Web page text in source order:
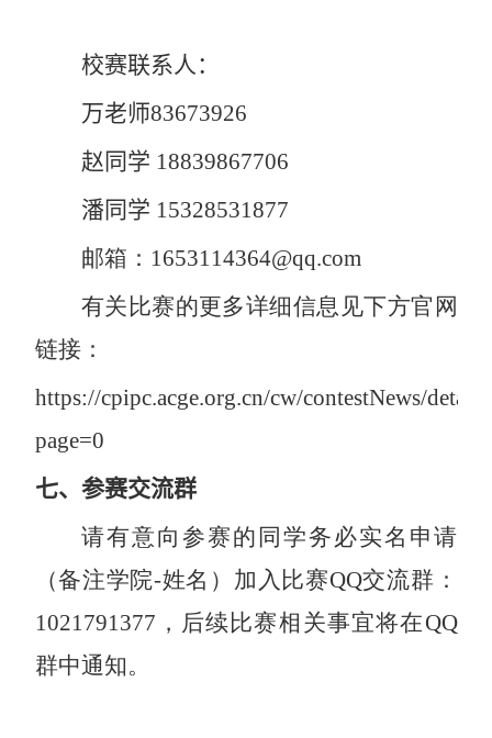
校赛联系人 ：
万老师83673926
赵同学 18839867706
潘同学 15328531877
邮箱： 1653114364@qq.com
有关比赛的更多详细信息见下方官网
链接：
https://cpipc.acge.org.cn/cw/contestNews/
page=0
七、 参赛交流群
请有意向参赛的同学务必实名申请
（备注学院-姓名）加入比赛QQ交流群：
1021791377 ，后续比赛相关事宜将在QQ
群中通知。